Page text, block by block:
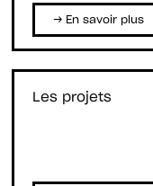
→ En savoir plus
Les projets